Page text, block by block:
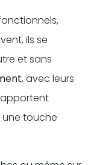
ils se
et sans
, avec leurs
touche